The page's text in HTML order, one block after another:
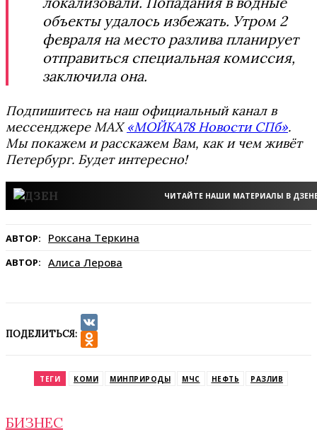
объекты удалось избежать. Утром 2
февраля на место разлива планирует
отправиться специальная комиссия,
заключила она.
Подпишитесь на наш официальный канал в
мессенджере MAX«МОЙКА78 Новости СПб».
Мы покажем и расскажем Вам, как и чем живёт
Петербург. Будет интересно!
ЧИТАЙТЕ НАШИ МАТЕРИАЛЫ В
АВТОР: Роксана Теркина
АВТОР: Алиса Лерова
ПОДЕЛИТЬСЯ:
VK
ТЕГИ КОМИ МИНПРИРОДЫ МЧС НЕФТЬ РАЗЛИВ
БИЗНЕС